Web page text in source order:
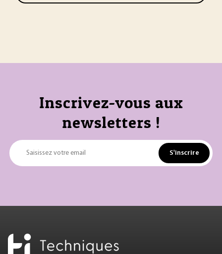
Inscrivez-vous aux
newsletters !
Saisissez votre email S'inscrire